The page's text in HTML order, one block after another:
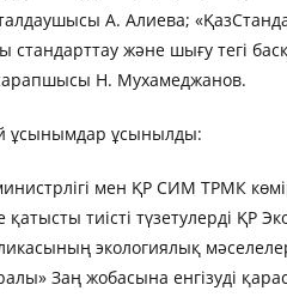
А. Алиева;
және шығу тегі
Н. Мухамеджанов.
ұсынымдар ұсынылды:
мен ҚР СИМ ТРМК
тиісті түзетулерді ҚР
экологиялық
Заң жобасына енгізуді